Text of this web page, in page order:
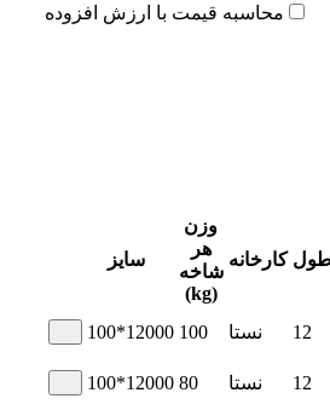
محاسبه قیمت با ارزش افزوده
سایز
وزن
هر
شاخه
(kg)
کارخانه
100*12000 100 نستا 12
100*12000 80 نستا 12